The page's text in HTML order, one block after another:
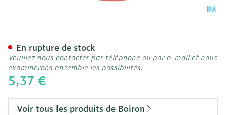
5,37 €
En rupture de stock
Veuillez nous contacter par téléphone ou par e-mail et nous
examinerons ensemble les possibilités.
Voir tous les produits de Boiron